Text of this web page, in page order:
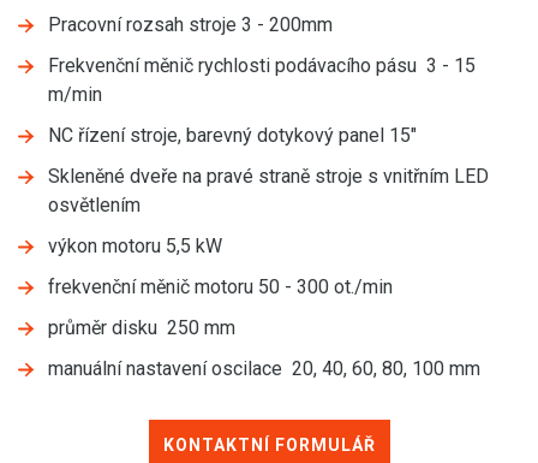
Pracovní rozsah stroje 3 - 200mm
Frekvenční měnič rychlosti podávacího pásu 3 - 15
m/min
NC řízení stroje, barevný dotykový panel 15"
Skleněné dveře na pravé straně stroje s vnitřním LED
osvětlením
výkon motoru 5,5 kW
frekvenční měnič motoru 50 - 300 ot./min
průměr disku 250 mm
manuální nastavení oscilace 20, 40, 60, 80, 100 mm
KONTAKTNÍ FORMULÁŘ